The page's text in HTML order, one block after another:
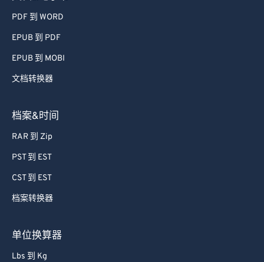
PDF 到 WORD
EPUB 到 PDF
EPUB 到 MOBI
文档转换器
档案&时间
RAR 到 Zip
PST 到 EST
CST 到 EST
档案转换器
单位换算器
Lbs 到 Kg